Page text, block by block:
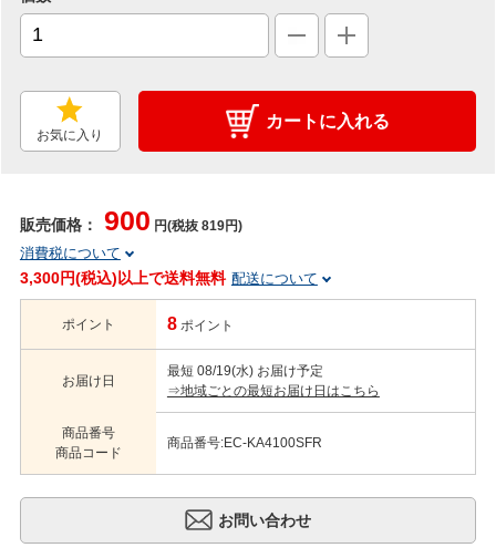
お気に入り
カートに入れる
販売価格： 900 円(税抜 819円)
消費税について
3,300円(税込)以上で送料無料 配送について
ポイント 8 ポイント
お届け日
最短 08/19(水) お届け予定
⇒地域ごとの最短お届け日はこちら
商品番号
商品コード
商品番号:EC-KA4100SFR